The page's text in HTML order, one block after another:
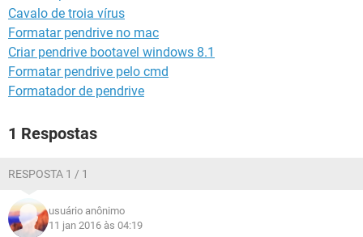
Cavalo de troia vírus
Formatar pendrive no mac
Criar pendrive bootavel windows 8.1
Formatar pendrive pelo cmd
Formatador de pendrive
1 Respostas
RESPOSTA 1 / 1
usuário anônimo
11 jan 2016 às 04:19